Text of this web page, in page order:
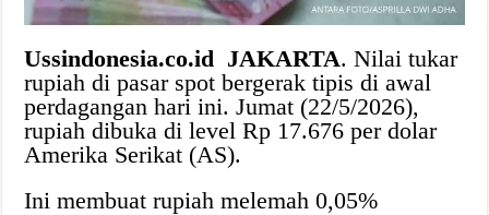
Ussindonesia.co.id JAKARTA. Nilai tukar
rupiah di pasar spot bergerak tipis di awal
perdagangan hari ini. Jumat (22/5/2026),
rupiah dibuka di level Rp 17.676 per dolar
Amerika Serikat (AS).
Ini membuat rupiah melemah 0,05%